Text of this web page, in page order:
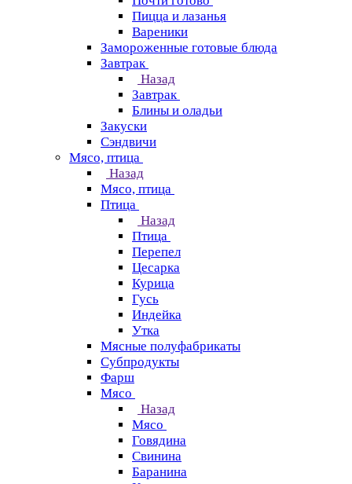
Пицца и лазанья
Вареники
Замороженные готовые блюда
Завтрак
Назад
Завтрак
Блины и оладьи
Закуски
Сэндвичи
Мясо, птица
Назад
Мясо, птица
Птица
Назад
Птица
Перепел
Цесарка
Курица
Гусь
Индейка
Утка
Мясные полуфабрикаты
Субпродукты
Фарш
Мясо
Назад
Мясо
Говядина
Свинина
Баранина